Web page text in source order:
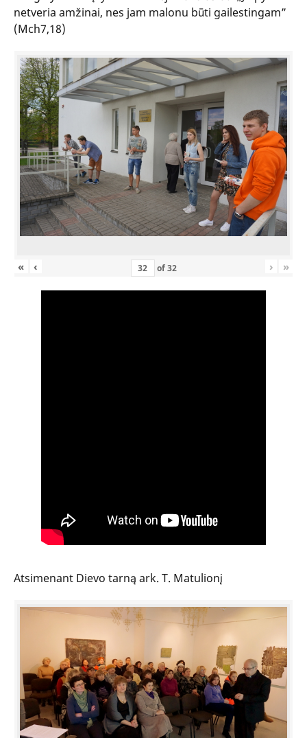
netveria amžinai, nes jam malonu būti gailestingam”
(Mch7,18)
« ‹ of32 › »
Atsimenant Dievo tarną ark. T. Matulionį